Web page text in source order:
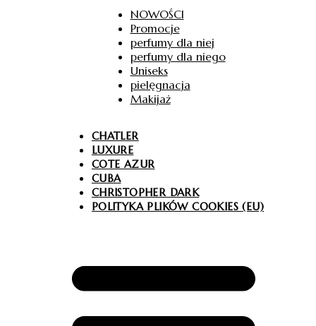
NOWOŚCI
Promocje
perfumy dla niej
perfumy dla niego
Uniseks
pielęgnacja
Makijaż
CHATLER
LUXURE
COTE AZUR
CUBA
CHRISTOPHER DARK
POLITYKA PLIKÓW COOKIES (EU)